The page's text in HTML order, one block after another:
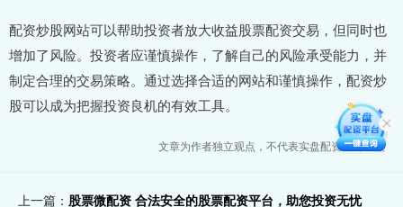
配资炒股网站可以帮助投资者放大收益股票配资交易，但同时也
增加了风险。投资者应谨慎操作，了解自己的风险承受能力，并
制定合理的交易策略。通过选择合适的网站和谨慎操作，配资炒
股可以成为把握投资良机的有效工具。
文章为作者独立观点，不代表实盘配资公司观点
上一篇： 股票微配资 合法安全的股票配资平台，助您投资无忧